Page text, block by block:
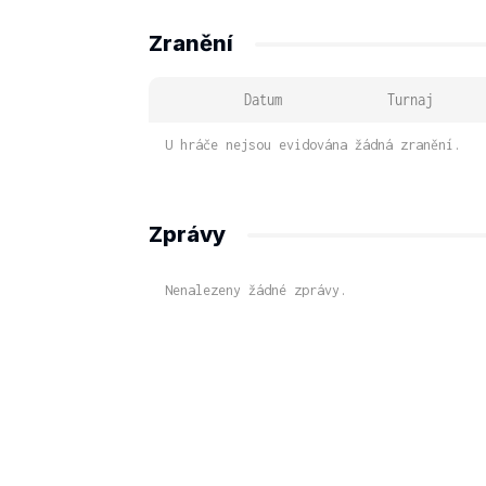
Zranění
Datum Turnaj
U hráče nejsou evidována žádná zranění.
Zprávy
Nenalezeny žádné zprávy.